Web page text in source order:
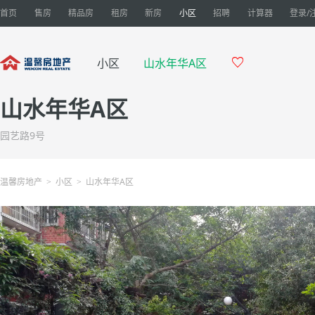
首页 售房 精品房 租房 新房 小区 招聘 计算器 登录/
小区 山水年华A区 
山水年华A区
园艺路9号
温馨房地产 > 小区 > 山水年华A区